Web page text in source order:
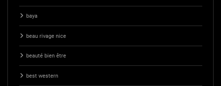
baya
beau rivage nice
beauté bien être
best western